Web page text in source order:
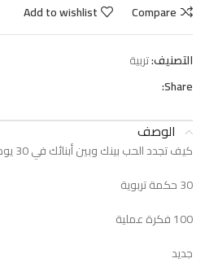
Compare
Add to wishlist
التصنيف:تربية
Share:
الوصف
كيف تجدد الحب بينك وبين أبنائك في 30 يوما؟
30 حكمة تربوية
100 فكرة عملية
جديد